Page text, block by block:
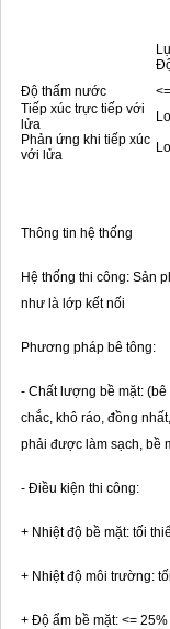
Độ thấm nước
Tiếp xúc trực tiếp với
lửa
Phản ứng khi tiếp xúc
với lửa
Thông tin hệ thống
Hệ thống thi công: Sản
như là lớp kết nối
Phương pháp bê tông:
- Chất lượng bề mặt:
chắc, khô ráo, đồng
phải được làm sạch, bề
- Điều kiện thi công:
+ Nhiệt độ bề mặt: tối
+ Nhiệt độ môi trường:
+ Độ ẩm bề mặt: <= 25%